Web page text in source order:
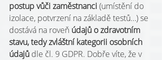
postup vůči zaměstnanci (umístění do
izolace, potvrzení na základě testů…) se
dostává na roveň údajů o zdravotním
stavu, tedy zvláštní kategorii osobních
údajů dle čl. 9 GDPR. Dobře víte, že v